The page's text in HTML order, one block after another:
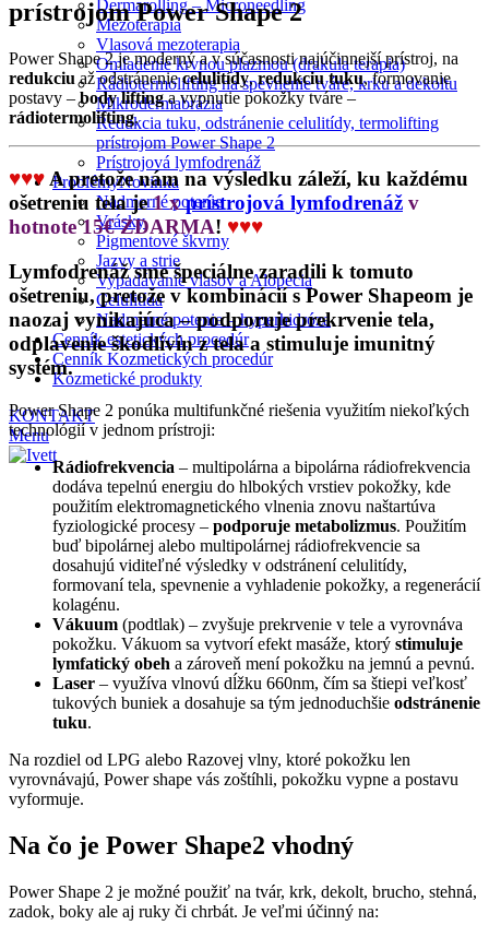
Dermarolling – Microneedling
Mezoterapia
Vlasová mezoterapia
Omladenie krvnou plazmou (drakula terapia)
Rádiotermolifting na spevnenie tváre, krku a dekoltu
Mikrodermabrázia
Redukcia tuku, odstránenie celulitídy, termolifting
prístrojom Power Shape 2
Prístrojová lymfodrenáž
ProblémyNovinka
Nadmerné potenie
Vrásky
Pigmentové škvrny
Jazvy a strie
Vypadávanie vlasov a Alopecia
Celulitída
Nadmerné potenie – hyperhidróza
Cenník estetických procedúr
Cenník Kozmetických procedúr
Kozmetické produkty
KONTAKT
Menu
prístrojom Power Shape 2
Power Shape 2 je moderný a v súčasnosti najúčinnejší prístroj, na
redukciu až odstráneniecelulitídy,redukciu tuku, formovanie
postavy –body liftinga vypnutie pokožky tváre –
rádiotermolifting.
♥♥♥A pretože nám na výsledku záleží, ku každému
ošetreniu tela je1 xprístrojová lymfodrenáž v
hotnote 15€ ZDARMA! ♥♥♥
Lymfodrenáž sme špeciálne zaradili k tomuto
ošetreniu, pretože v kombinácií s Power Shapeom je
naozaj vynikajúca – podporuje prekrvenie tela,
odplavenie škodlivín z tela a stimuluje imunitný
systém.
Power Shape 2 ponúka multifunkčné riešenia využitím niekoľkých
technológií v jednom prístroji:
Rádiofrekvencia – multipolárna a bipolárna rádiofrekvencia
dodáva tepelnú energiu do hlbokých vrstiev pokožky, kde
použitím elektromagnetického vlnenia znovu naštartúva
fyziologické procesy – podporuje metabolizmus. Použitím
buď bipolárnej alebo multipolárnej rádiofrekvencie sa
dosahujú viditeľné výsledky v odstránení celulitídy,
formovaní tela, spevnenie a vyhladenie pokožky, a regenerácií
kolagénu.
Vákuum (podtlak) – zvyšuje prekrvenie v tele a vyrovnáva
pokožku. Vákuom sa vytvorí efekt masáže, ktorý stimuluje
lymfatický obeh a zároveň mení pokožku na jemnú a pevnú.
Laser – využíva vlnovú dĺžku 660nm, čím sa štiepi veľkosť
tukových buniek a dosahuje sa tým jednoduchšie odstránenie
tuku.
Na rozdiel od LPG alebo Razovej vlny, ktoré pokožku len
vyrovnávajú, Power shape vás zoštíhli, pokožku vypne a postavu
vyformuje.
Na čo je Power Shape2 vhodný
Power Shape 2 je možné použiť na tvár, krk, dekolt, brucho, stehná,
zadok, boky ale aj ruky či chrbát. Je veľmi účinný na: